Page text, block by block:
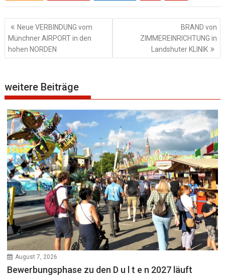
Beitragsnavigation
Neue VERBINDUNG vom
Münchner AIRPORT in den
hohen NORDEN
BRAND von
ZIMMEREINRICHTUNG in
Landshuter KLINIK
weitere Beiträge
August 7, 2026
Bewerbungsphase zu den D u l t e n 2027 läuft